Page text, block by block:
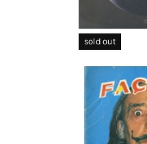
sold out